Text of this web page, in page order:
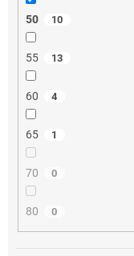
50 10
55 13
60 4
65 1
70 0
80 0